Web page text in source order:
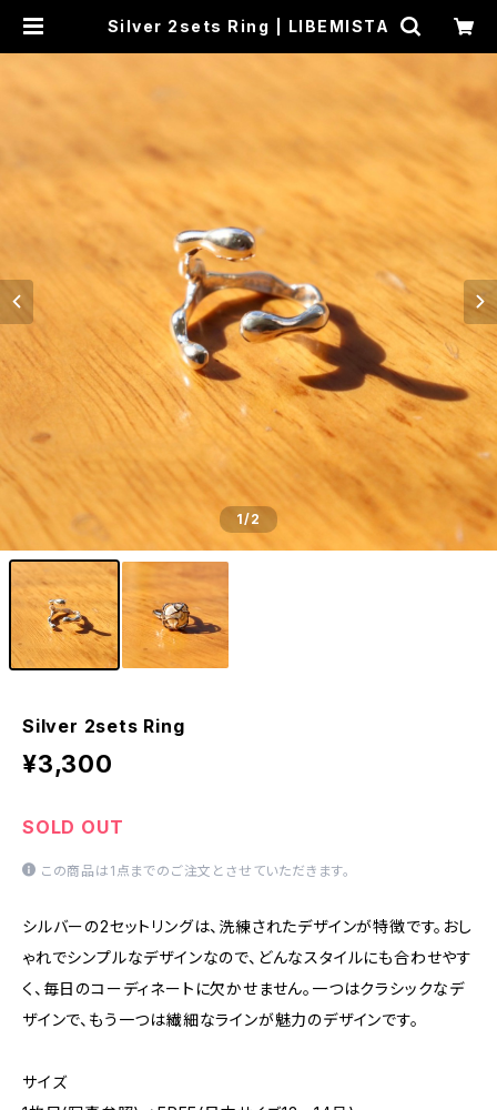
Silver 2sets Ring | LIBEMISTA
1/2
Silver 2sets Ring
¥3,300
SOLD OUT
この商品は1点までのご注文とさせていただきます。
シルバーの2セットリングは、洗練されたデザインが特徴です。おし
ゃれでシンプルなデザインなので、どんなスタイルにも合わせやす
く、毎日のコーディネートに欠かせません。一つはクラシックなデ
ザインで、もう一つは繊細なラインが魅力のデザインです。
サイズ